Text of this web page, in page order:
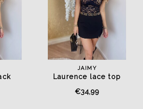
JAIMY
Laurence lace top
€34,99